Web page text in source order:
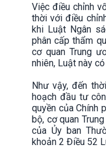
Việc điều chỉnh
thời với điều
khi Luật Ngân
phân cấp thẩm
cơ quan Trung
nhiên, Luật này
Như vậy, đến
hoạch đầu tư
quyền của Chính
bộ, cơ quan
của Ủy ban
khoản 2 Điều 52